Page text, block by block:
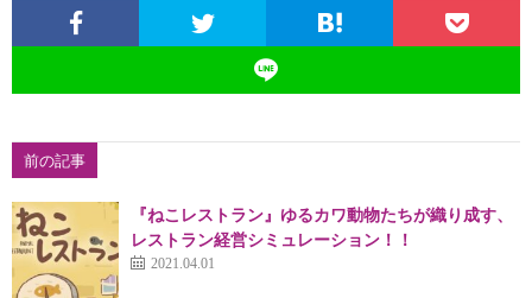
前の記事
『ねこレストラン』ゆるカワ動物たちが織り成す、
レストラン経営シミュレーション！！
2021.04.01